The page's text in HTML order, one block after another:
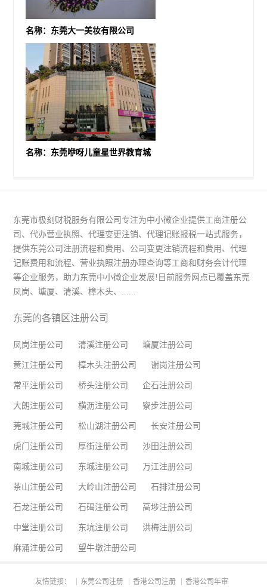
名称：东莞大一美妆有限公司
名称：东莞咿呀儿童星世界教育城
东莞市极刻财税服务有限公司专注为中小微企业提供工商注册公
司、代办营业执照、代理变更注销、代理记账报税一站式服务，
提供东莞公司注册流程和费用、公司变更注销流程和费用、代理
记账费用和流程、营业执照注册办理查询等工商和财务会计代理
等企业服务，助力东莞中小微企业发展!目前服务网点已覆盖东莞
凤岗、塘厦、清溪、樟木头、......
东莞的各镇区注册公司
凤岗注册公司 清溪注册公司 塘厦注册公司
黄江注册公司 樟木头注册公司 谢岗注册公司
常平注册公司 桥头注册公司 企石注册公司
大朗注册公司 横沥注册公司 寮步注册公司
莞城注册公司 松山湖注册公司 长安注册公司
虎门注册公司 厚街注册公司 沙田注册公司
南城注册公司 东城注册公司 万江注册公司
茶山注册公司 大岭山注册公司 石排注册公司
石龙注册公司 石碣注册公司 高埗注册公司
中堂注册公司 东坑注册公司 洪梅注册公司
麻涌注册公司 望牛墩注册公司
友情链接： 东莞公司注册 香港公司注册 香港公司年审